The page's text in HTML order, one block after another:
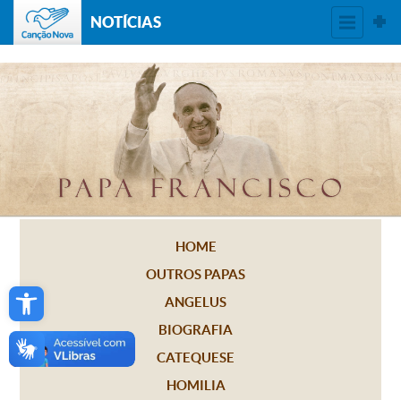
Open toolbar
NOTÍCIAS
HOME
OUTROS PAPAS
ANGELUS
BIOGRAFIA
CATEQUESE
HOMILIA